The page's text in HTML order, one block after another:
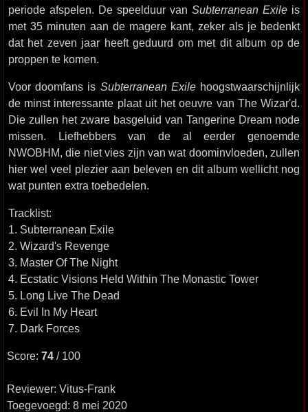
periode afspelen. De speelduur van Subterranean Exile is
met 35 minuten aan de magere kant, zeker als je bedenkt
dat het zeven jaar heeft geduurd om met dit album op de
proppen te komen.
Voor doomfans is Subterranean Exilehoogstwaarschijnlijk
de minst interessante plaat uit het oeuvre van The Wizar'd.
Die zullen het zware basgeluid van Tangerine Dream node
missen. Liefhebbers van de al eerder genoemde
NWOBHM, die niet vies zijn van wat doominvloeden, zullen
hier wel veel plezier aan beleven en dit album wellicht nog
wat punten extra toebedelen.
Tracklist:
1. Subterranean Exile
2. Wizard's Revenge
3. Master Of The Night
4. Ecstatic Visions Held Within The Monastic Tower
5. Long Live The Dead
6. Evil In My Heart
7. Dark Forces
Score: 74 / 100
Reviewer: Vitus-Frank
Toegevoegd: 8 mei 2020